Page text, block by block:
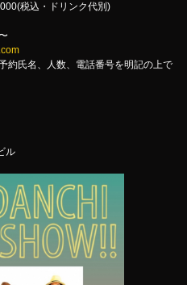
税込・ドリンク代別)
約氏名、人数、電話番号を明記の上で
ル